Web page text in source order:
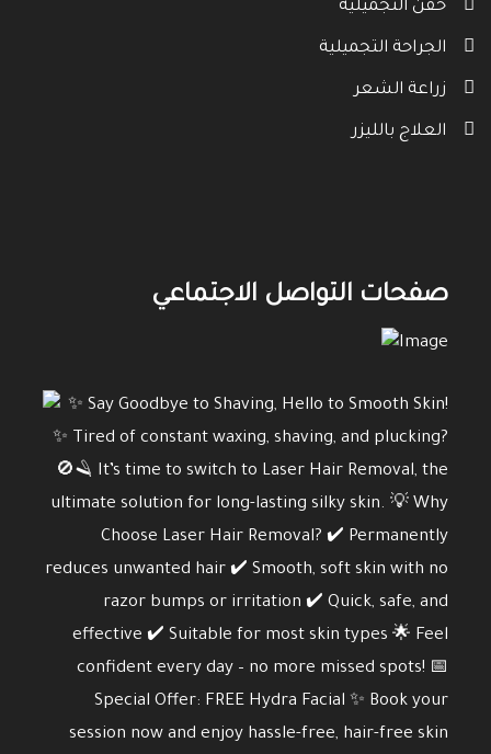
حقن التجميلية
الجراحة التجميلية
زراعة الشعر
العلاج بالليزر
صفحات التواصل الاجتماعي